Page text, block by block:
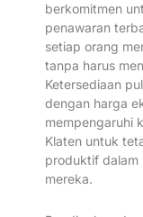
berkomitmen
penawaran
setiap orang
tanpa harus
Ketersediaan
dengan harga
mempengaruhi
Klaten untuk
produktif dalam
mereka.